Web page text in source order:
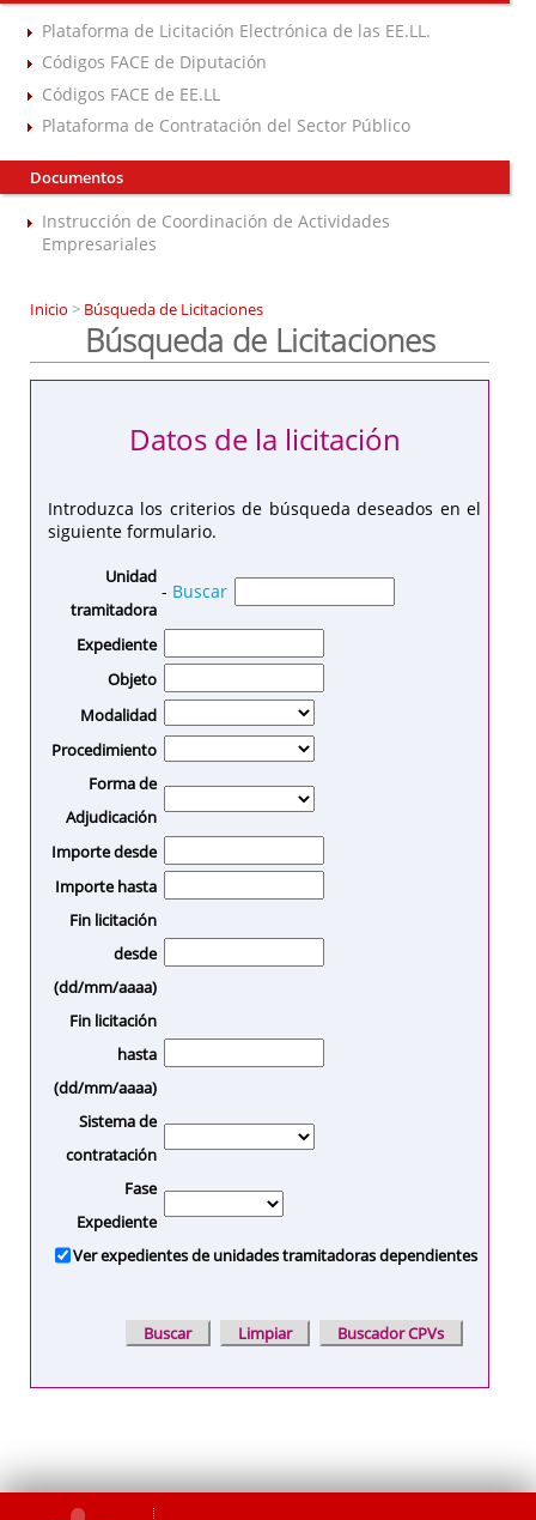
Plataforma de Licitación Electrónica de las EE.LL.
Códigos FACE de Diputación
Códigos FACE de EE.LL
Plataforma de Contratación del Sector Público
Documentos
Instrucción de Coordinación de Actividades
Empresariales
Inicio > Búsqueda de Licitaciones
Búsqueda de Licitaciones
Introduzca los criterios de búsqueda deseados en el
siguiente formulario.
Datos de la licitación
Unidad
tramitadora
- Buscar
Expediente
Objeto
Modalidad
Procedimiento
Forma de
Adjudicación
Importe desde
Importe hasta
Fin licitación
desde
(dd/mm/aaaa)
Fin licitación
hasta
(dd/mm/aaaa)
Sistema de
contratación
Fase
Expediente
Ver expedientes de unidades tramitadoras dependientes